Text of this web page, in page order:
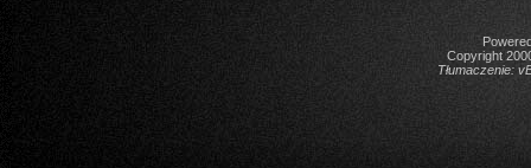
Copyright
Tłumaczenie: